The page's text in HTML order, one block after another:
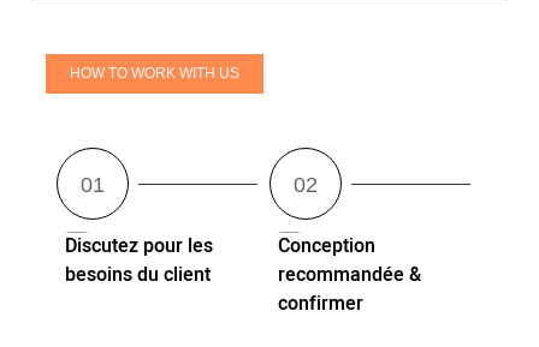
HOW TO WORK WITH US
Discutez pour les
besoins du client
Conception
recommandée &
confirmer